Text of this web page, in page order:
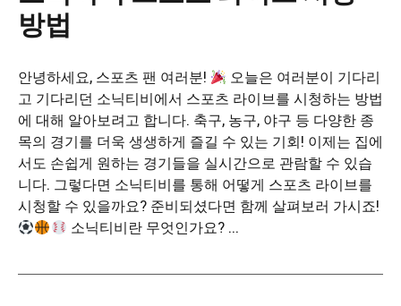
방법
안녕하세요, 스포츠 팬 여러분!
오늘은 여러분이 기다리
고 기다리던 소닉티비에서 스포츠 라이브를 시청하는 방법
에 대해 알아보려고 합니다. 축구, 농구, 야구 등 다양한 종
목의 경기를 더욱 생생하게 즐길 수 있는 기회! 이제는 집에
서도 손쉽게 원하는 경기들을 실시간으로 관람할 수 있습
니다. 그렇다면 소닉티비를 통해 어떻게 스포츠 라이브를
시청할 수 있을까요? 준비되셨다면 함께 살펴보러 가시죠!
소닉티비란 무엇인가요? ...